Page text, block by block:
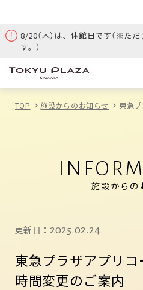
8/20（木）は、休館日です（※た
す。）
TOP 施設からのお知らせ 東急
施設からの
更新日： 2025.02.24
東急プラザアプリ
時間変更のご案内